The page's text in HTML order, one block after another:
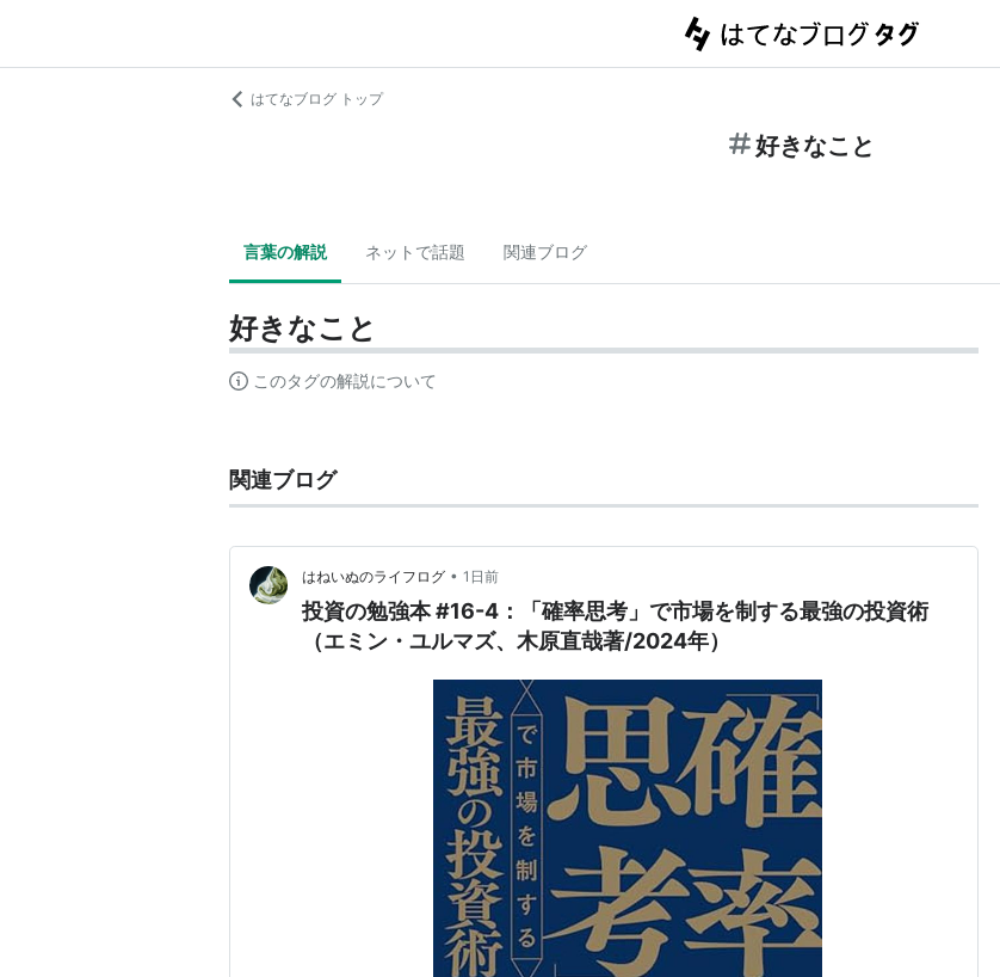
はてなブログ トップ
好きなこと
言葉の解説 ネットで話題 関連ブログ
好きなこと
このタグの解説について
関連ブログ
はねいぬのライフログ • 1日前
投資の勉強本 #16-4：「確率思考」で市場を制する最強の投資術
（エミン・ユルマズ、木原直哉著/2024年）